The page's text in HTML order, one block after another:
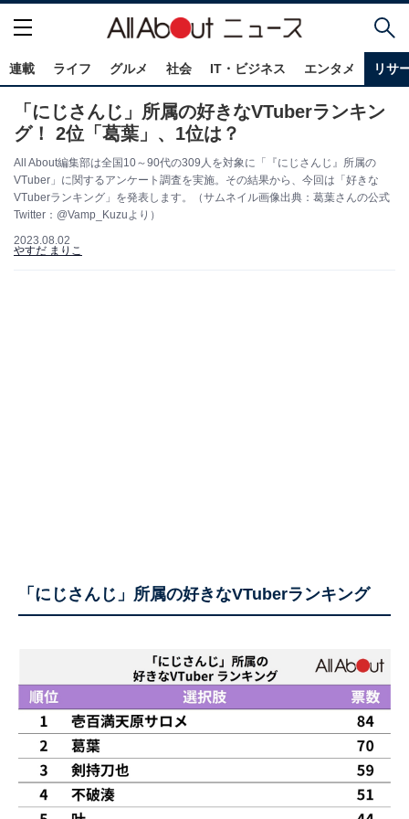
連載 ライフ グルメ 社会 IT・ビジネス エンタメ リサ
「にじさんじ」所属の好きなVTuberランキン
グ！ 2位「葛葉」、1位は？
All About編集部は全国10～90代の309人を対象に「『にじさんじ』所属の
VTuber」に関するアンケート調査を実施。その結果から、今回は「好きな
VTuberランキング」を発表します。（サムネイル画像出典：葛葉さんの公式
Twitter：@Vamp_Kuzuより）
2023.08.02
やすだ まりこ
「にじさんじ」所属の好きなVTuberランキング